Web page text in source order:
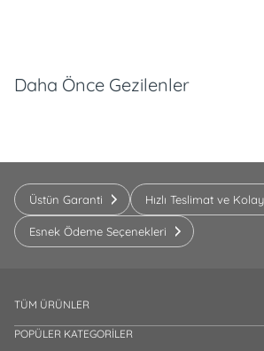
Daha Önce Gezilenler
Üstün Garanti Hızlı Teslimat ve
Esnek Ödeme Seçenekleri
TÜM ÜRÜNLER
POPÜLER KATEGORİLER